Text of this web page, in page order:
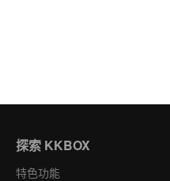
探索 KKBOX
特色功能